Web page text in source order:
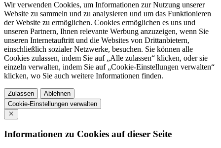
Wir verwenden Cookies, um Informationen zur Nutzung unserer
Website zu sammeln und zu analysieren und um das Funktionieren
der Website zu ermöglichen. Cookies ermöglichen es uns und
unseren Partnern, Ihnen relevante Werbung anzuzeigen, wenn Sie
unseren Internetauftritt und die Websites von Drittanbietern,
einschließlich sozialer Netzwerke, besuchen. Sie können alle
Cookies zulassen, indem Sie auf „Alle zulassen“ klicken, oder sie
einzeln verwalten, indem Sie auf „Cookie-Einstellungen verwalten“
klicken, wo Sie auch weitere Informationen finden.
Zulassen
Ablehnen
Cookie-Einstellungen verwalten
Informationen zu Cookies auf dieser Seite